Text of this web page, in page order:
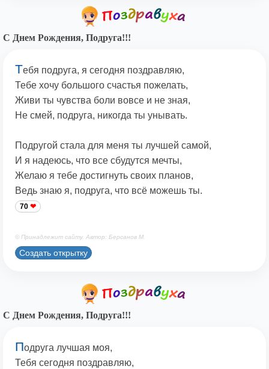
С Днем Рождения, Подруга!!!
Тебя подруга, я сегодня поздравляю,
Тебе хочу большого счастья пожелать,
Живи ты чувства боли вовсе и не зная,
Не смей, подруга, никогда ты унывать.
Подругой стала для меня ты лучшей самой,
И я надеюсь, что все сбудутся мечты,
Желаю я тебе достигнуть своих планов,
Ведь знаю я, подруга, что всё можешь ты.
70
© Принадлежит сайту. Автор: Берсанов М.
Создать открытку
С Днем Рождения, Подруга!!!
Подруга лучшая моя,
Тебя сегодня поздравляю,